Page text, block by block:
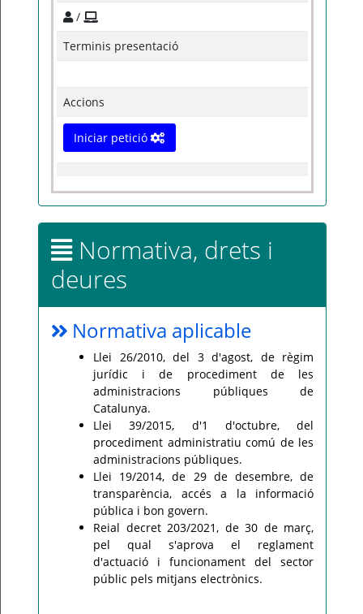
/
Terminis presentació
Accions
Iniciar petició
Normativa, drets i
deures
Normativa aplicable
Llei 26/2010, del 3 d'agost, de règim
jurídic i de procediment de les
administracions públiques de
Catalunya.
Llei 39/2015, d'1 d'octubre, del
procediment administratiu comú de les
administracions públiques.
Llei 19/2014, de 29 de desembre, de
transparència, accés a la informació
pública i bon govern.
Reial decret 203/2021, de 30 de març,
pel qual s'aprova el reglament
d'actuació i funcionament del sector
públic pels mitjans electrònics.